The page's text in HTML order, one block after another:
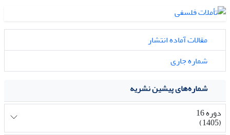
مقالات آماده انتشار
شماره جاری
شماره‌های پیشین نشریه
دوره 16
(1405)